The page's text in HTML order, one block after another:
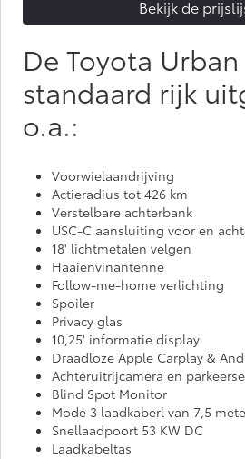
Bekijk de
De Toyota
standaard rijk
o.a.:
Voorwielaandrijving
Actieradius tot 426 km
Verstelbare achterbank
USC-C aansluiting voor en
18' lichtmetalen velgen
Haaienvinantenne
Follow-me-home verlichting
Spoiler
Privacy glas
10,25' informatie display
Draadloze Apple Carplay &
Achteruitrijcamera en
Blind Spot Monitor
Mode 3 laadkaberl van 7,5
Snellaadpoort 53 KW DC
Laadkabeltas